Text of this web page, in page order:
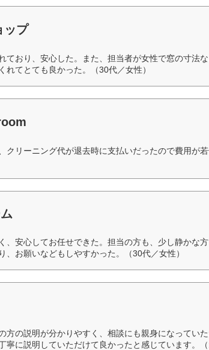
ップ
ており、安心した。また、担当者が女性で窓の寸法
れてとても良かった。（30代／女性）
クリーニング代が退去時に支払いだったので費用が若
、安心してお任せできた。担当の方も、少し静かな
、お願いなどもしやすかった。（30代／女性）
方の説明が分かりやすく、相談にも親身になってい
寧に説明していただけて良かったと感じています。（